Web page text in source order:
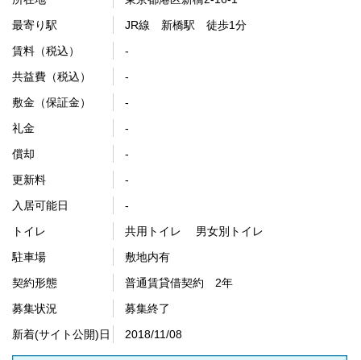
最寄り駅
JR線 新橋駅 徒歩1分
賃料（税込）
-
共益費（税込）
-
敷金（保証金）
-
礼金
-
償却
-
更新料
-
入居可能日
-
トイレ
共用トイレ 男女別トイレ
駐車場
敷地内有
契約形態
普通賃貸借契約 2年
募集状況
募集終了
新着(サイト公開)日
2018/11/08